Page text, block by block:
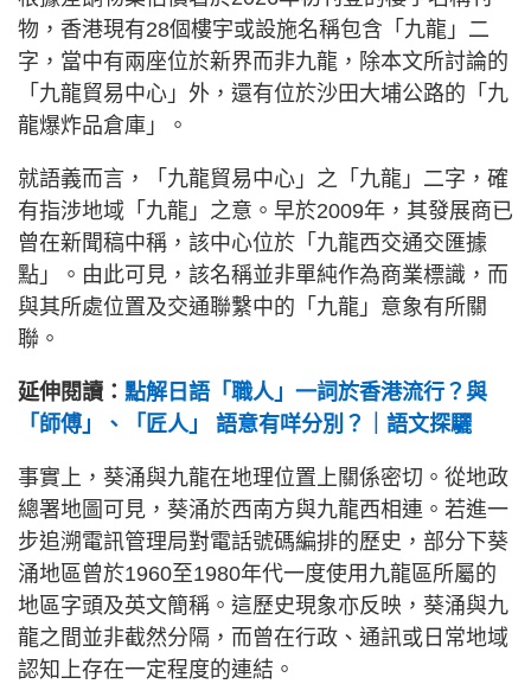
物，香港現有28個樓宇或設施名稱包含「九龍」二
字，當中有兩座位於新界而非九龍，除本文所討論的
「九龍貿易中心」外，還有位於沙田大埔公路的「九
龍爆炸品倉庫」。
就語義而言，「九龍貿易中心」之「九龍」二字，確
有指涉地域「九龍」之意。早於2009年，其發展商已
曾在新聞稿中稱，該中心位於「九龍西交通交匯據
點」。由此可見，該名稱並非單純作為商業標識，而
與其所處位置及交通聯繫中的「九龍」意象有所關
聯。
延伸閱讀： 點解日語「職人」一詞於香港流行？與
「師傅」、「匠人」 語意有咩分別？｜語文探驪
事實上，葵涌與九龍在地理位置上關係密切。從地政
總署地圖可見，葵涌於西南方與九龍西相連。若進一
步追溯電訊管理局對電話號碼編排的歷史，部分下葵
涌地區曾於1960至1980年代一度使用九龍區所屬的
地區字頭及英文簡稱。這歷史現象亦反映，葵涌與九
龍之間並非截然分隔，而曾在行政、通訊或日常地域
認知上存在一定程度的連結。